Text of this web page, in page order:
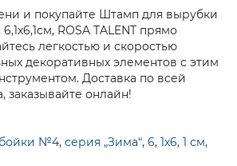
и покупайте Штамп для вырубки
ROSA TALENT прямо
легкостью и скоростью
декоративных элементов с этим
Доставка по всей
заказывайте онлайн!
№4, серия „Зима“, 6, 1х6, 1 см,